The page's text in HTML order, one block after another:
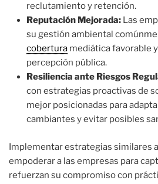
reclutamiento y retención.
Reputación Mejorada: Las
su gestión ambiental
cobertura mediática favorable
percepción pública.
Resiliencia ante Riesgos
con estrategias proactivas de
mejor posicionadas para
cambiantes y evitar posibles
Implementar estrategias similares
empoderar a las empresas para
refuerzan su compromiso con